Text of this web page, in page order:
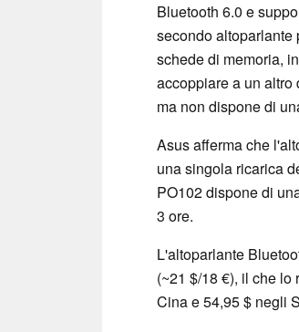
Bluetooth 6.0 e
secondo altoparlante
schede di memoria,
accoppiare a un altro
ma non dispone di
Asus afferma che
una singola ricarica
PO102 dispone di
3 ore.
L'altoparlante
(~21 $/18 €), il che
Cina e 54,95 $ negli